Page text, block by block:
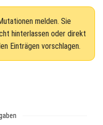
melden. Sie
hinterlassen oder direkt
Einträgen vorschlagen.